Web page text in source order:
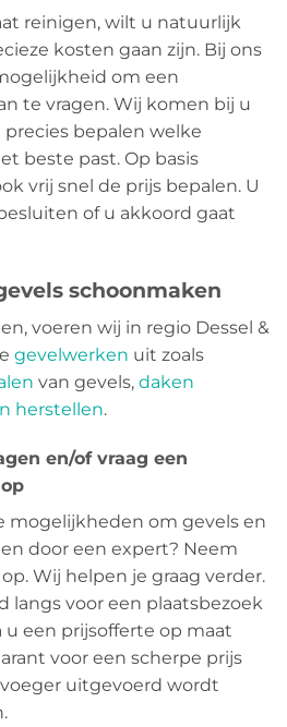
reinigen, wilt u natuurlijk
kosten gaan zijn. Bij ons
om een
te vragen. Wij komen bij u
bepalen welke
beste past. Op basis
vrij snel de prijs bepalen. U
of u akkoord gaat
schoonmaken
voeren wij in regio Dessel &
gevelwerken uit zoals
van gevels, daken
herstellen.
en/of vraag een
mogelijkheden om gevels en
door een expert? Neem
Wij helpen je graag verder.
langs voor een plaatsbezoek
u een prijsofferte op maat
voor een scherpe prijs
uitgevoerd wordt